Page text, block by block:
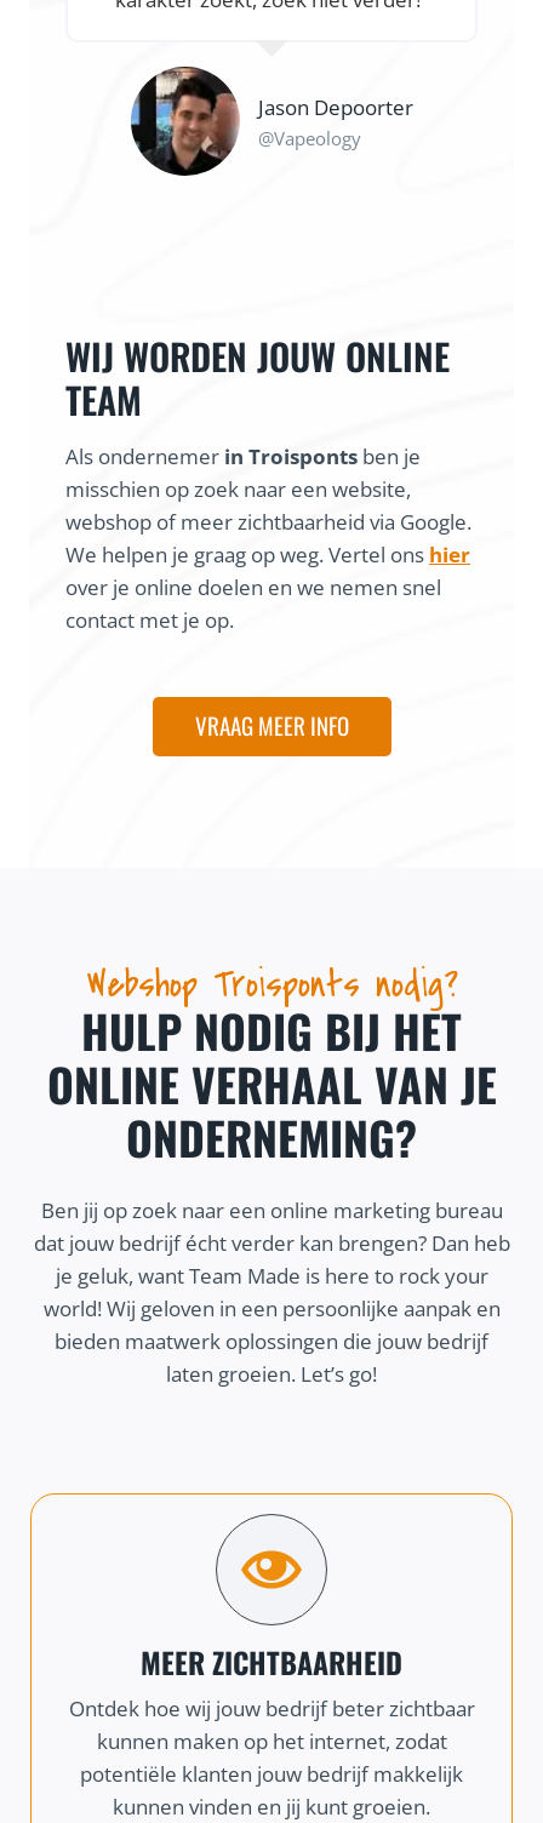
Jason Depoorter
@Vapeology
WIJ WORDEN JOUW ONLINE
TEAM
Als ondernemer in Troisponts ben je
misschien op zoek naar een website,
webshop of meer zichtbaarheid via Google.
We helpen je graag op weg. Vertel ons hier
over je online doelen en we nemen snel
contact met je op.
VRAAG MEER INFO
Webshop Troisponts nodig?
HULP NODIG BIJ HET
ONLINE VERHAAL VAN JE
ONDERNEMING?
Ben jij op zoek naar een online marketing bureau
dat jouw bedrijf écht verder kan brengen? Dan heb
je geluk, want Team Made is here to rock your
world! Wij geloven in een persoonlijke aanpak en
bieden maatwerk oplossingen die jouw bedrijf
laten groeien. Let’s go!
MEER ZICHTBAARHEID
Ontdek hoe wij jouw bedrijf beter zichtbaar
kunnen maken op het internet, zodat
potentiële klanten jouw bedrijf makkelijk
kunnen vinden en jij kunt groeien.